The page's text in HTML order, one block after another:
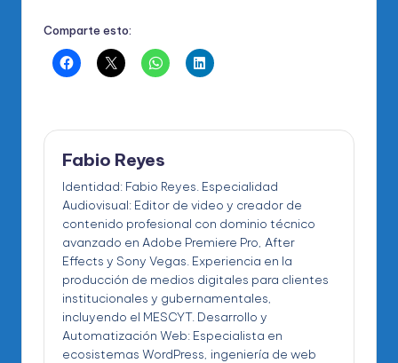
Comparte esto:
Fabio Reyes
Identidad: Fabio Reyes. Especialidad
Audiovisual: Editor de video y creador de
contenido profesional con dominio técnico
avanzado en Adobe Premiere Pro, After
Effects y Sony Vegas. Experiencia en la
producción de medios digitales para clientes
institucionales y gubernamentales,
incluyendo el MESCYT. Desarrollo y
Automatización Web: Especialista en
ecosistemas WordPress, ingeniería de web